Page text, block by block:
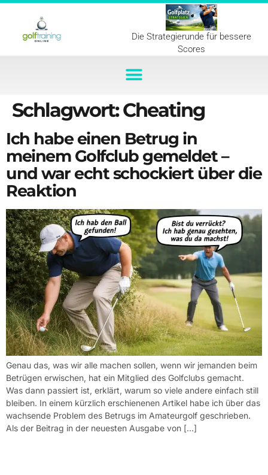
Die Strategierunde für bessere
Scores
Schlagwort:Cheating
Ich habe einen Betrug in
meinem Golfclub gemeldet –
und war echt schockiert über die
Reaktion
Genau das, was wir alle machen sollen, wenn wir jemanden beim
Betrügen erwischen, hat ein Mitglied des Golfclubs gemacht.
Was dann passiert ist, erklärt, warum so viele andere einfach still
bleiben. In einem kürzlich erschienenen Artikel habe ich über das
wachsende Problem des Betrugs im Amateurgolf geschrieben.
Als der Beitrag in der neuesten Ausgabe von […]